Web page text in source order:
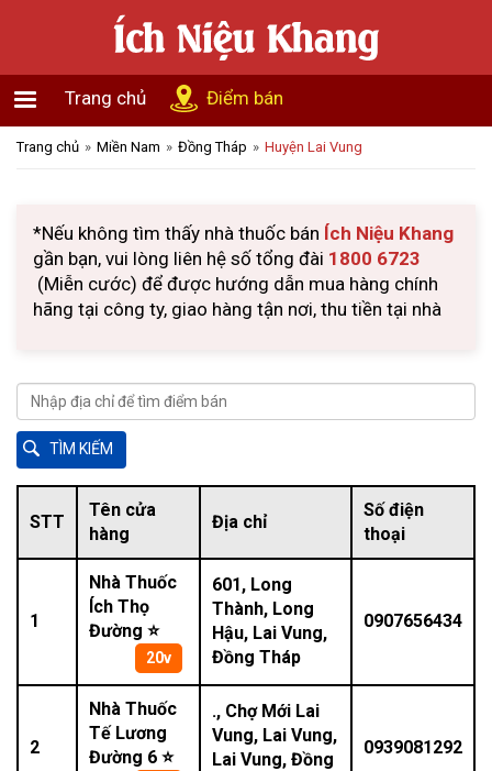
Trang chủ Điểm bán
Trang chủ Miền Nam Đồng Tháp Huyện Lai Vung
*Nếu không tìm thấy nhà thuốc bán Ích Niệu Khang
gần bạn, vui lòng liên hệ số tổng đài 1800 6723
(Miễn cước) để được hướng dẫn mua hàng chính
hãng tại công ty, giao hàng tận nơi, thu tiền tại nhà
STT
Tên cửa
hàng
Địa chỉ
Số điện
thoại
1
Nhà Thuốc
Ích Thọ
Đường ⭐
20v
601, Long
Thành, Long
Hậu, Lai Vung,
Đồng Tháp
0907656434
2
Nhà Thuốc
Tế Lương
Đường 6 ⭐
., Chợ Mới Lai
Vung, Lai Vung,
Lai Vung, Đồng
0939081292